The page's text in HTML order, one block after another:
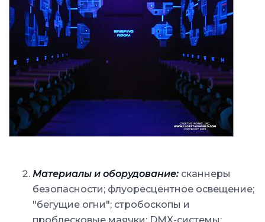
Материалы и оборудование: сканнеры
безопасности; флуоресцентное освещение;
"бегущие огни"; стробоскопы и